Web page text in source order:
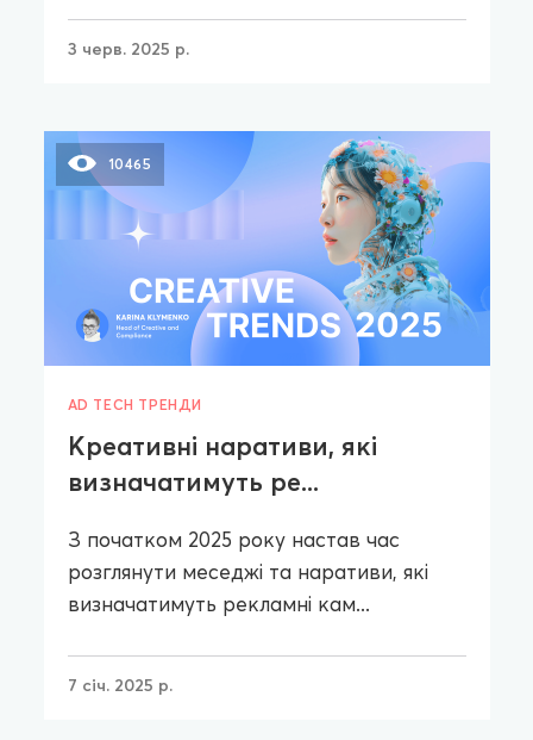
3 черв. 2025 р.
10465
AD TECH ТРЕНДИ
Креативні наративи, які
визначатимуть ре...
З початком 2025 року настав час
розглянути меседжі та наративи, які
визначатимуть рекламні кам...
7 січ. 2025 р.